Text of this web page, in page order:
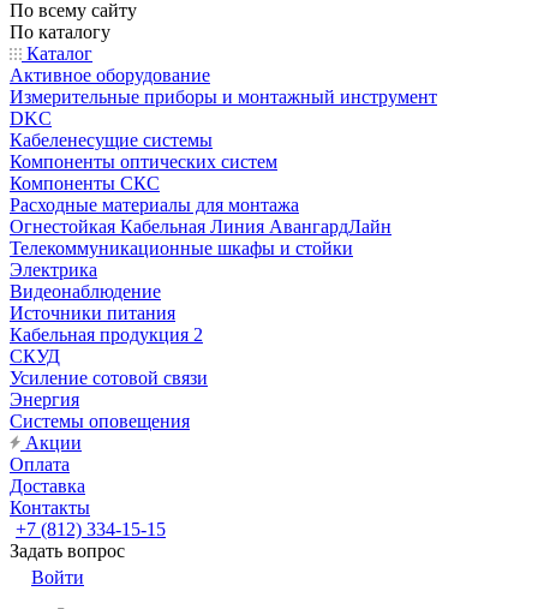
По всему сайту
По каталогу
Каталог
Активное оборудование
Измерительные приборы и монтажный инструмент
DKC
Кабеленесущие системы
Компоненты оптических систем
Компоненты СКС
Расходные материалы для монтажа
Огнестойкая Кабельная Линия АвангардЛайн
Телекоммуникационные шкафы и стойки
Электрика
Видеонаблюдение
Источники питания
Кабельная продукция 2
СКУД
Усиление сотовой связи
Энергия
Системы оповещения
Акции
Оплата
Доставка
Контакты
+7 (812) 334-15-15
Задать вопрос
Войти